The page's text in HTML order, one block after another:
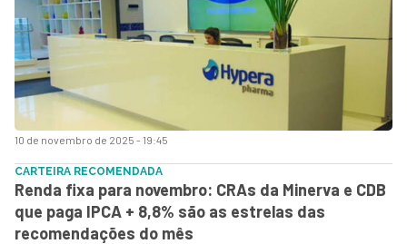
10 de novembro de 2025 - 19:45
CARTEIRA RECOMENDADA
Renda fixa para novembro: CRAs da Minerva e CDB
que paga IPCA + 8,8% são as estrelas das
recomendações do mês